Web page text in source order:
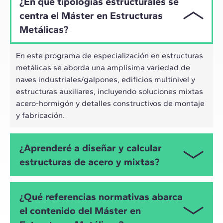
centra el Máster en Estructuras
Metálicas?
En este programa de especialización en estructuras
metálicas se aborda una amplísima variedad de
naves industriales/galpones, edificios multinivel y
estructuras auxiliares, incluyendo soluciones mixtas
acero-hormigón y detalles constructivos de montaje
y fabricación.
¿Aprenderé a diseñar y calcular
estructuras de acero y mixtas?
Estructuras Metálicas desarrollarás competencias
para el dimensionamiento, verificación y
¿Qué referencias normativas abarca
el contenido del Máster en